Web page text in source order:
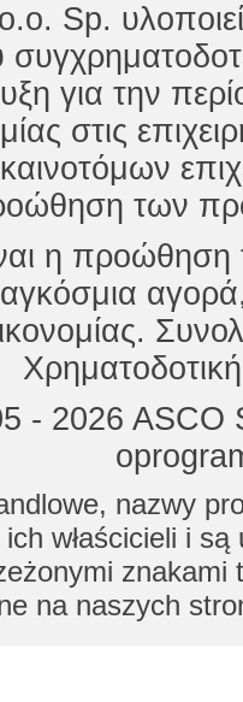
Sp.
για την
στις
των
η
- 2026
nazwy
właścicieli i
znakami
na naszych